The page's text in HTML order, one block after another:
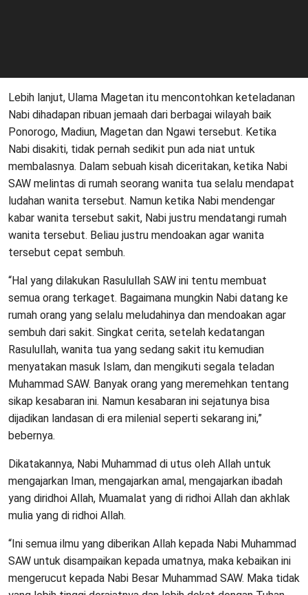
Lebih lanjut, Ulama Magetan itu mencontohkan keteladanan
Nabi dihadapan ribuan jemaah dari berbagai wilayah baik
Ponorogo, Madiun, Magetan dan Ngawi tersebut. Ketika
Nabi disakiti, tidak pernah sedikit pun ada niat untuk
membalasnya. Dalam sebuah kisah diceritakan, ketika Nabi
SAW melintas di rumah seorang wanita tua selalu mendapat
ludahan wanita tersebut. Namun ketika Nabi mendengar
kabar wanita tersebut sakit, Nabi justru mendatangi rumah
wanita tersebut. Beliau justru mendoakan agar wanita
tersebut cepat sembuh.
“Hal yang dilakukan Rasulullah SAW ini tentu membuat
semua orang terkaget. Bagaimana mungkin Nabi datang ke
rumah orang yang selalu meludahinya dan mendoakan agar
sembuh dari sakit. Singkat cerita, setelah kedatangan
Rasulullah, wanita tua yang sedang sakit itu kemudian
menyatakan masuk Islam, dan mengikuti segala teladan
Muhammad SAW. Banyak orang yang meremehkan tentang
sikap kesabaran ini. Namun kesabaran ini sejatunya bisa
dijadikan landasan di era milenial seperti sekarang ini,”
bebernya.
Dikatakannya, Nabi Muhammad di utus oleh Allah untuk
mengajarkan Iman, mengajarkan amal, mengajarkan ibadah
yang diridhoi Allah, Muamalat yang di ridhoi Allah dan akhlak
mulia yang di ridhoi Allah.
“Ini semua ilmu yang diberikan Allah kepada Nabi Muhammad
SAW untuk disampaikan kepada umatnya, maka kebaikan ini
mengerucut kepada Nabi Besar Muhammad SAW. Maka tidak